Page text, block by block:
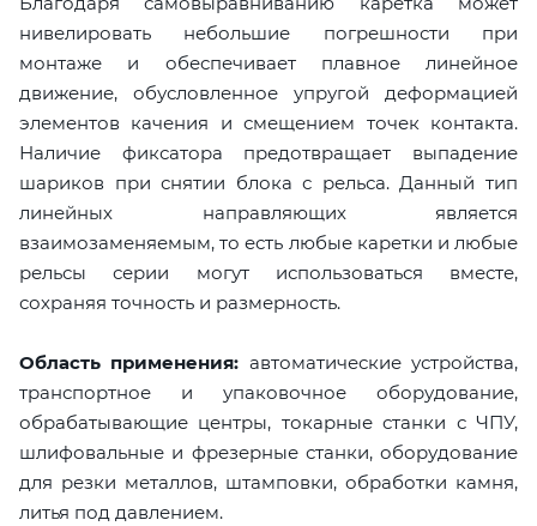
нивелировать небольшие погрешности при
монтаже и обеспечивает плавное линейное
движение, обусловленное упругой деформацией
элементов качения и смещением точек контакта.
Наличие фиксатора предотвращает выпадение
шариков при снятии блока с рельса. Данный тип
линейных направляющих является
взаимозаменяемым, то есть любые каретки и любые
рельсы серии могут использоваться вместе,
сохраняя точность и размерность.
Область применения: автоматические устройства,
транспортное и упаковочное оборудование,
обрабатывающие центры, токарные станки с ЧПУ,
шлифовальные и фрезерные станки, оборудование
для резки металлов, штамповки, обработки камня,
литья под давлением.